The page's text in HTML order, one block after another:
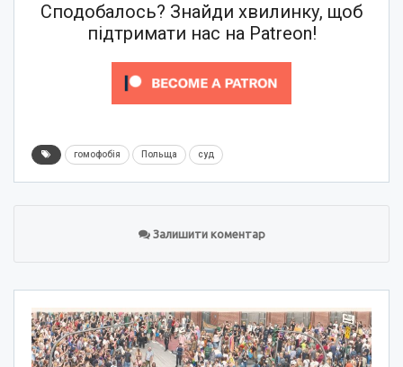
Сподобалось? Знайди хвилинку, щоб
підтримати нас на Patreon!
гомофобія Польща суд
Залишити коментар